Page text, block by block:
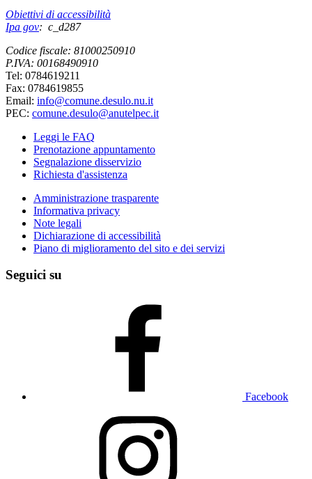
Obiettivi di accessibilità
Ipa gov: c_d287
Codice fiscale: 81000250910
P.IVA: 00168490910
Tel: 0784619211
Fax: 0784619855
Email: info@comune.desulo.nu.it
PEC: comune.desulo@anutelpec.it
Leggi le FAQ
Prenotazione appuntamento
Segnalazione disservizio
Richiesta d'assistenza
Amministrazione trasparente
Informativa privacy
Note legali
Dichiarazione di accessibilità
Piano di miglioramento del sito e dei servizi
Seguici su
Facebook